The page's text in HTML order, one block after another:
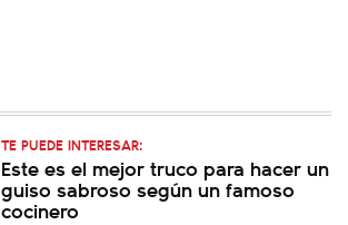
TE PUEDE INTERESAR:
Este es el mejor truco para hacer un
guiso sabroso según un famoso
cocinero